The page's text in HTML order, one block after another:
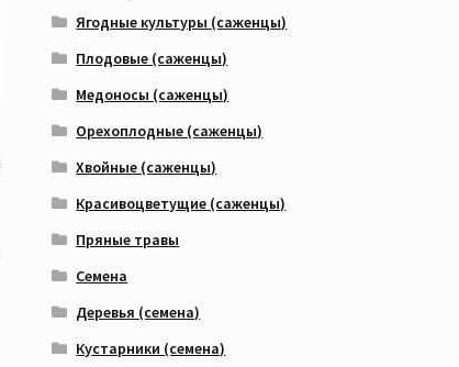
Ягодные культуры (саженцы)
Плодовые (саженцы)
Медоносы (саженцы)
Орехоплодные (саженцы)
Хвойные (саженцы)
Красивоцветущие (саженцы)
Пряные травы
Семена
Деревья (семена)
Кустарники (семена)